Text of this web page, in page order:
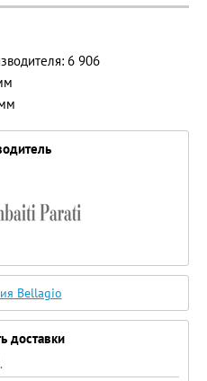
6 906
Bellagio
доставки